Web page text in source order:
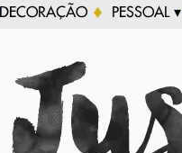
DECORAÇÃO PESSOAL ▾